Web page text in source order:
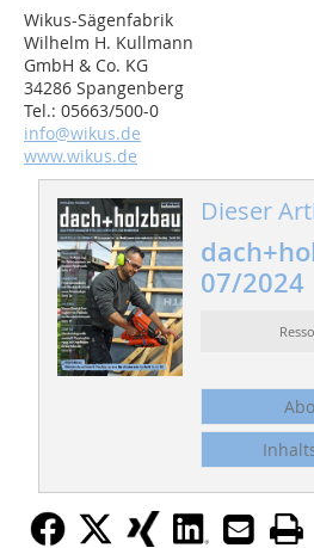
Wikus-Sägenfabrik
Wilhelm H. Kullmann
GmbH & Co. KG
34286 Spangenberg
Tel.: 05663/500-0
info@wikus.de
www.wikus.de
Dieser
07/2024